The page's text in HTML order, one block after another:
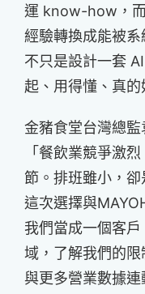
運 know-how，
經驗轉換成能被
不只是設計一套
起、用得懂、真的
金豬食堂台灣總監
「餐飲業競爭激
節。排班雖小，
這次選擇與
我們當成一個客
域，了解我們的
與更多營業數據